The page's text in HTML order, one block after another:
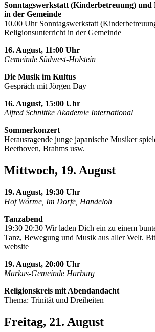
Sonntagswerkstatt (Kinderbetreuung)
in der Gemeinde
10.00 Uhr Sonntagswerkstatt
Religionsunterricht in der Gemeinde
16. August, 11:00 Uhr
Gemeinde Südwest-Holstein
Die Musik im Kultus
Gespräch mit Jörgen Day
16. August, 15:00 Uhr
Alfred Schnittke Akademie International
Sommerkonzert
Herausragende junge japanische Musiker
Beethoven, Brahms usw.
Mittwoch, 19. August
19. August, 19:30 Uhr
Hof Wörme, Im Dorfe, Handeloh
Tanzabend
19:30 20:30 Wir laden Dich ein zu einem
Tanz, Bewegung und Musik aus aller Welt.
website
19. August, 20:00 Uhr
Markus-Gemeinde Harburg
Religionskreis mit Abendandacht
Thema: Trinität und Dreiheiten
Freitag, 21. August